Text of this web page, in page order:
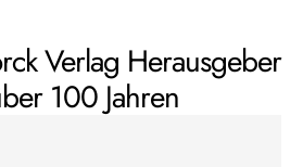
Verlag Herausgeber
100 Jahren